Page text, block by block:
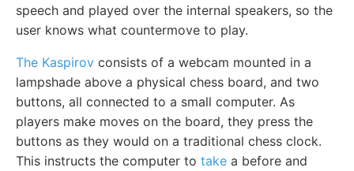
speech and played over the internal speakers, so the
user knows what countermove to play.
The Kaspirov consists of a webcam mounted in a
lampshade above a physical chess board, and two
buttons, all connected to a small computer. As
players make moves on the board, they press the
buttons as they would on a traditional chess clock.
This instructs the computer to take a before and